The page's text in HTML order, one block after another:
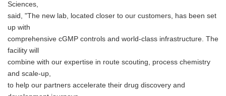
Sciences,
said, "The new lab, located closer to our customers, has been set
up with
comprehensive cGMP controls and world-class infrastructure. The
facility will
combine with our expertise in route scouting, process chemistry
and scale-up,
to help our partners accelerate their drug discovery and